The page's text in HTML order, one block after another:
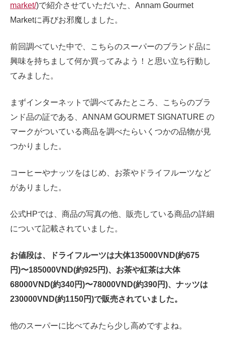
market/)で紹介させていただいた、Annam Gourmet
Marketに再びお邪魔しました。
前回調べていた中で、こちらのスーパーのブランド品に
興味を持ちまして何か買ってみよう！と思い立ち行動し
てみました。
まずインターネットで調べてみたところ、こちらのブラ
ンド品の証である、ANNAM GOURMET SIGNATURE の
マークがついている商品を調べたらいくつかの品物が見
つかりました。
コーヒーやナッツをはじめ、お茶やドライフルーツなど
がありました。
公式HPでは、商品の写真の他、販売している商品の詳細
について記載されていました。
お値段は、ドライフルーツは大体135000VND(約675
円)〜185000VND(約925円)、お茶や紅茶は大体
68000VND(約340円)〜78000VND(約390円)、ナッツは
230000VND(約1150円)で販売されていました。
他のスーパーに比べてみたら少し高めですよね。